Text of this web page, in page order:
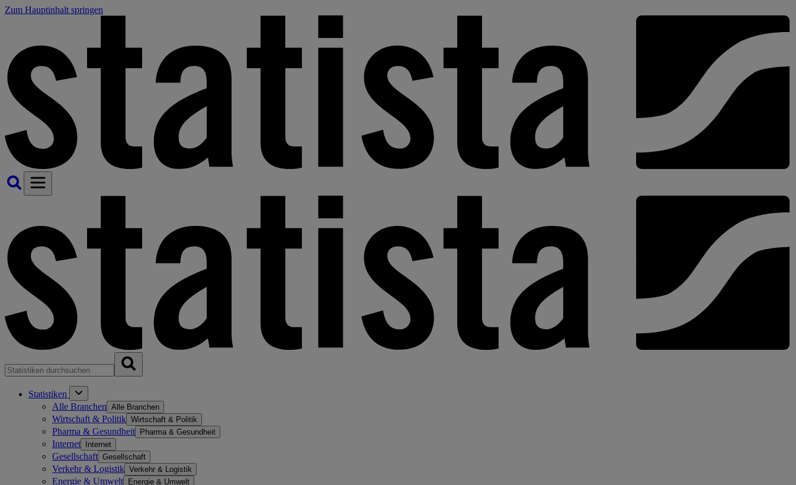
Zum Hauptinhalt springen
Statistiken
Alle Branchen Alle Branchen
Wirtschaft & Politik Wirtschaft & Politik
Pharma & Gesundheit Pharma & Gesundheit
Internet Internet
Gesellschaft Gesellschaft
Verkehr & Logistik Verkehr & Logistik
Energie & Umwelt Energie & Umwelt